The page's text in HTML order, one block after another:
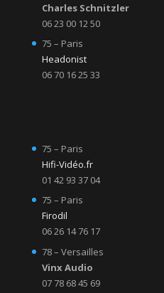
Charles Schnitzler
06 23 00 12 50
75 – Paris
Headonist
06 70 16 25 33
75 – Paris
Hifi-Vidéo.fr
01 42 93 37 04
75 – Paris
Firodil
06 26 14 76 17
78 – Versailles
Vinx Audio
07 78 68 45 69